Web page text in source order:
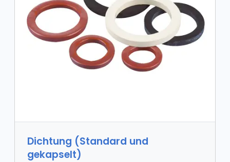
Dichtung (Standard und
gekapselt)